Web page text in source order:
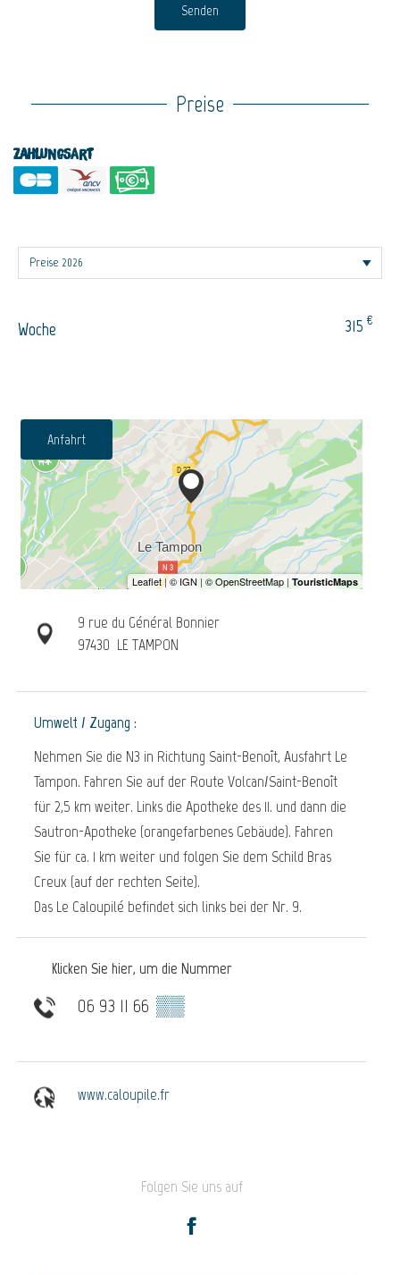
Senden
Preise
Zahlungsart
Woche 315 €
Anfahrt
9 rue du Général Bonnier
97430 LE TAMPON
Umwelt / Zugang :
Nehmen Sie die N3 in Richtung Saint-Benoît, Ausfahrt Le
Tampon. Fahren Sie auf der Route Volcan/Saint-Benoît
für 2,5 km weiter. Links die Apotheke des 11. und dann die
Sautron-Apotheke (orangefarbenes Gebäude). Fahren
Sie für ca. 1 km weiter und folgen Sie dem Schild Bras
Creux (auf der rechten Seite).
Das Le Caloupilé befindet sich links bei der Nr. 9.
Klicken Sie hier, um die Nummer
06 93 11 66 ▒▒
www.caloupile.fr
Folgen Sie uns auf